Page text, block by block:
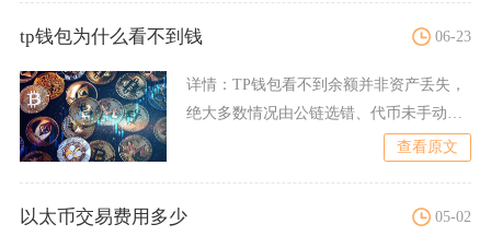
tp钱包为什么看不到钱 06-23
详情： TP钱包看不到余额并非资产丢失，
绝大多数情况由公链选错、代币未手动添
查看原文
以太币交易费用多少 05-02